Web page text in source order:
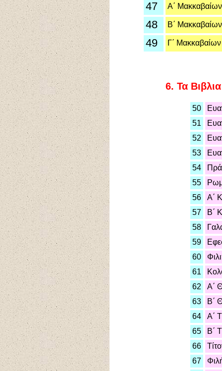
47 Α΄ Μακκαβαίων
48 Β΄ Μακκαβαίων
49 Γ΄ Μακκαβαίων
6. Τα
50
51
52
53
54
55
56
Α΄
57
Β΄
58
59
60
61
62
Α΄
63
Β΄
64
Α΄
65
Β΄
66
67